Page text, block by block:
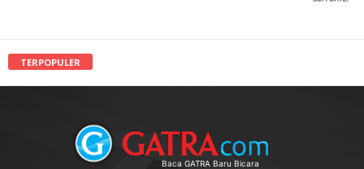
TERPOPULER
Baca GATRA Baru Bicara